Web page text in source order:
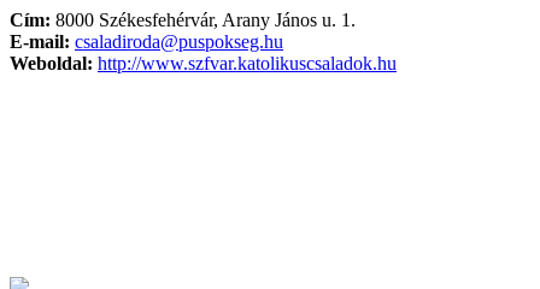
Cím: 8000 Székesfehérvár, Arany János u. 1.
E-mail: csaladiroda@puspokseg.hu
Weboldal: http://www.szfvar.katolikuscsaladok.hu